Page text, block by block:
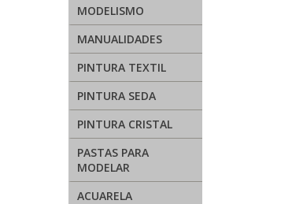
MODELISMO
MANUALIDADES
PINTURA TEXTIL
PINTURA SEDA
PINTURA CRISTAL
PASTAS PARA
MODELAR
ACUARELA